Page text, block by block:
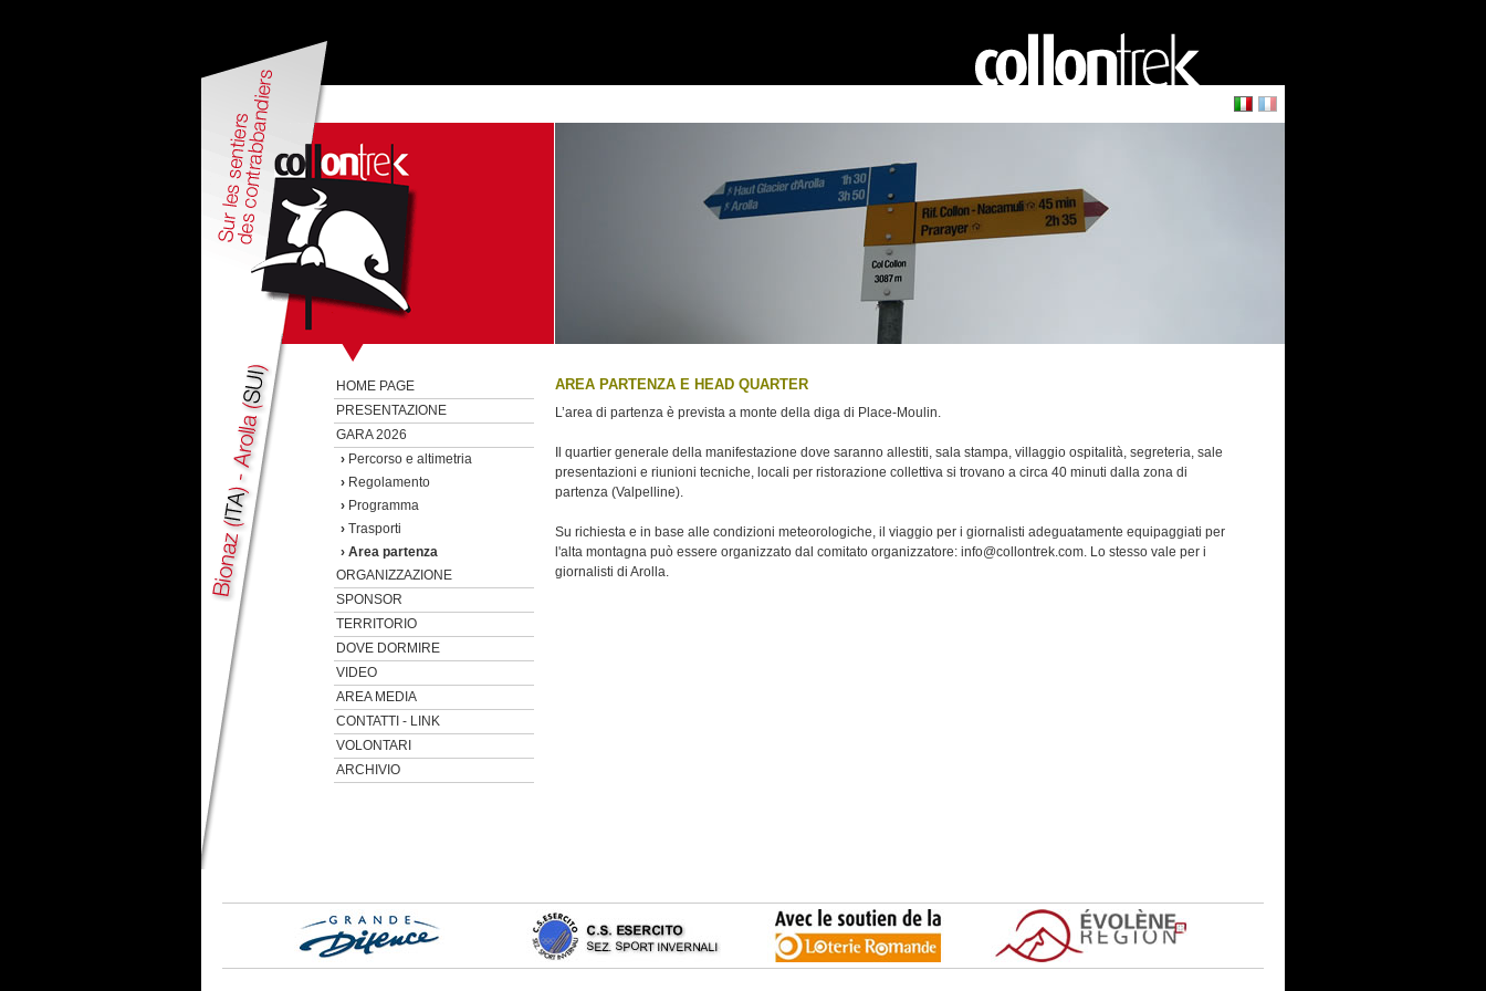
HOME PAGE
PRESENTAZIONE
GARA 2026
› Percorso e altimetria
› Regolamento
› Programma
› Trasporti
› Area partenza
ORGANIZZAZIONE
SPONSOR
TERRITORIO
DOVE DORMIRE
VIDEO
AREA MEDIA
CONTATTI - LINK
VOLONTARI
ARCHIVIO
AREA PARTENZA E HEAD QUARTER
L’area di partenza è prevista a monte della diga di Place-Moulin.
Il quartier generale della manifestazione dove saranno allestiti, sala stampa, villaggio ospitalità, segreteria, sale
presentazioni e riunioni tecniche, locali per ristorazione collettiva si trovano a circa 40 minuti dalla zona di
partenza (Valpelline).
Su richiesta e in base alle condizioni meteorologiche, il viaggio per i giornalisti adeguatamente equipaggiati per
l'alta montagna può essere organizzato dal comitato organizzatore: info@collontrek.com. Lo stesso vale per i
giornalisti di Arolla.